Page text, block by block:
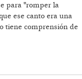
para "romper la
ese canto era una
tiene comprensión de